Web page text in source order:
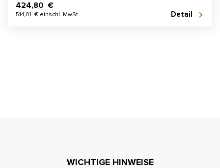
424,80 €
514,01 € einschl. MwSt. Detail
WICHTIGE HINWEISE